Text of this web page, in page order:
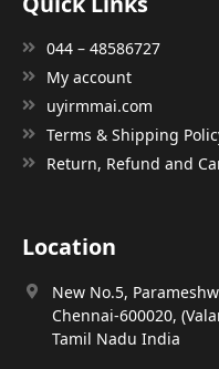
044 – 48586727
My account
uyirmmai.com
Terms & Shipping
Return, Refund and
Location
New No.5,
Chennai-600020,
Tamil Nadu India